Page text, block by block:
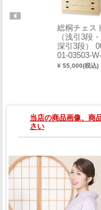
総桐チェス
（浅引3段・
深引3段）
01-03503-
¥ 55,000(税込)
当店の商品画像、商
さい